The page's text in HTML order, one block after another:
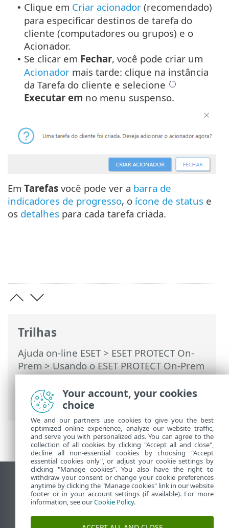
Trilhas
Ajuda on-line ESET> ESET PROTECT On-
Prem>Usando o ESET PROTECT On-Prem
>ESET PROTECT On-Prem Menu principal
Tarefas >Tarefas de cliente> Verificar
se há atualização do produto
• Clique em Criar acionador (recomendado)
para especificar destinos de tarefa do
cliente (computadores ou grupos) e o
Acionador.
• Se clicar em Fechar, você pode criar um
Acionador mais tarde: clique na instância
da Tarefa do cliente e selecione
Executar em no menu suspenso.
Em Tarefas você pode ver a barra de
indicadores de progresso, o ícone de status e
os detalhes para cada tarefa criada.
Ver site para desktop
End of Life
Base de conhecimento ESET
Fórum ESET
Your account, your cookies
choice
We and our partners use cookies to give you the best
optimized online experience, analyze our website traffic,
and serve you with personalized ads. You can agree to the
collection of all cookies by clicking "Accept all and close",
decline all non-essential cookies by choosing "Accept
essential cookies only", or adjust your cookie settings by
clicking "Manage cookies". You also have the right to
withdraw your consent or change your cookie preferences
anytime by clicking the "Manage cookies" link in our website
footer or in your account settings (if available). For more
information, see ourCookie Policy.